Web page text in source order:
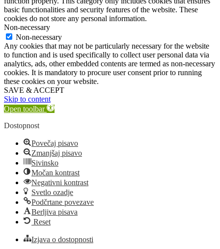
basic functionalities and security features of the website. These
cookies do not store any personal information.
Non-necessary
Non-necessary
Any cookies that may not be particularly necessary for the website
to function and is used specifically to collect user personal data via
analytics, ads, other embedded contents are termed as non-necessary
cookies. It is mandatory to procure user consent prior to running
these cookies on your website.
SAVE & ACCEPT
Skip to content
Open toolbar
Dostopnost
Povečaj pisavo
Zmanjšaj pisavo
Sivinsko
Močan kontrast
Negativni kontrast
Svetlo ozadje
Podčrtane povezave
Berljiva pisava
Reset
Izjava o dostopnosti